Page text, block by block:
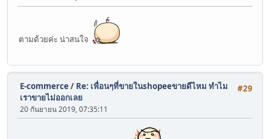
ตามด้วยค่ะ น่าสนใจ
#29
E-commerce/ Re: เพื่อนๆที่ขายในshopeeขายดีไหม ทำไม
เราขายไม่ออกเลย
20 กันยายน 2019, 07:35:11